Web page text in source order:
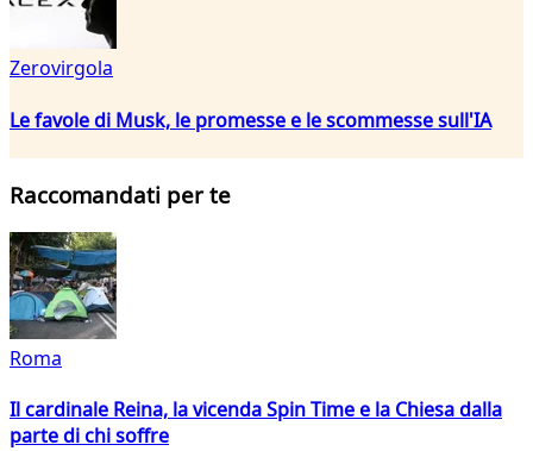
Zerovirgola
Le favole di Musk, le promesse e le scommesse sull'IA
Raccomandati per te
Roma
Il cardinale Reina, la vicenda Spin Time e la Chiesa dalla
parte di chi soffre